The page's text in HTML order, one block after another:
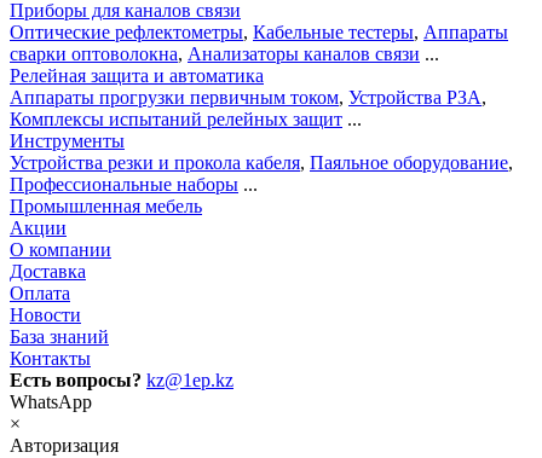
Приборы для каналов связи
Оптические рефлектометры, Кабельные тестеры, Аппараты
сварки оптоволокна, Анализаторы каналов связи ...
Релейная защита и автоматика
Аппараты прогрузки первичным током, Устройства РЗА,
Комплексы испытаний релейных защит ...
Инструменты
Устройства резки и прокола кабеля, Паяльное оборудование,
Профессиональные наборы ...
Промышленная мебель
Акции
О компании
Доставка
Оплата
Новости
База знаний
Контакты
Есть вопросы? kz@1ep.kz
WhatsApp
×
Авторизация